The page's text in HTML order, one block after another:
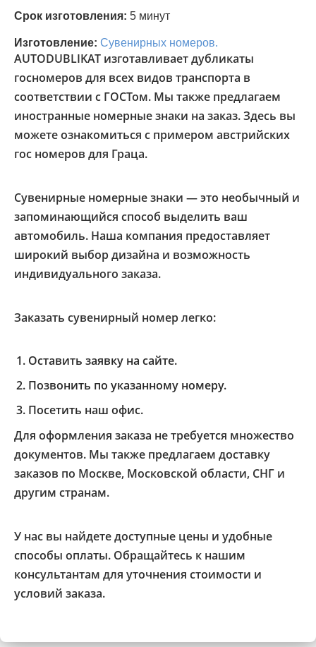
Срок изготовления: 5 минут
Изготовление: Сувенирных номеров.
AUTODUBLIKAT изготавливает дубликаты
госномеров для всех видов транспорта в
соответствии с ГОСТом. Мы также предлагаем
иностранные номерные знаки на заказ. Здесь вы
можете ознакомиться с примером австрийских
гос номеров для Граца.
Сувенирные номерные знаки — это необычный и
запоминающийся способ выделить ваш
автомобиль. Наша компания предоставляет
широкий выбор дизайна и возможность
индивидуального заказа.
Заказать сувенирный номер легко:
Оставить заявку на сайте.
Позвонить по указанному номеру.
Посетить наш офис.
Для оформления заказа не требуется множество
документов. Мы также предлагаем доставку
заказов по Москве, Московской области, СНГ и
другим странам.
У нас вы найдете доступные цены и удобные
способы оплаты. Обращайтесь к нашим
консультантам для уточнения стоимости и
условий заказа.